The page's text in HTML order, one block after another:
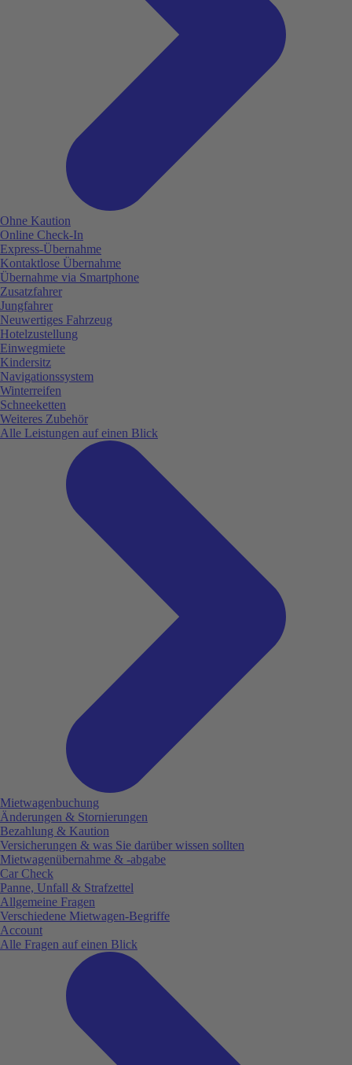
Ohne Kaution
Online Check-In
Express-Übernahme
Kontaktlose Übernahme
Übernahme via Smartphone
Zusatzfahrer
Jungfahrer
Neuwertiges Fahrzeug
Hotelzustellung
Einwegmiete
Kindersitz
Navigationssystem
Winterreifen
Schneeketten
Weiteres Zubehör
Alle Leistungen auf einen Blick
Mietwagenbuchung
Änderungen & Stornierungen
Bezahlung & Kaution
Versicherungen & was Sie darüber wissen sollten
Mietwagenübernahme & -abgabe
Car Check
Panne, Unfall & Strafzettel
Allgemeine Fragen
Verschiedene Mietwagen-Begriffe
Account
Alle Fragen auf einen Blick